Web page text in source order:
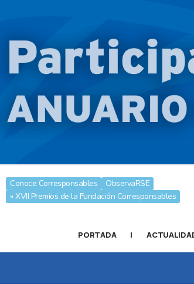
Conoce Corresponsables
ObservaRSE
» XVII Premios de la Fundación Corresponsables
PORTADA |